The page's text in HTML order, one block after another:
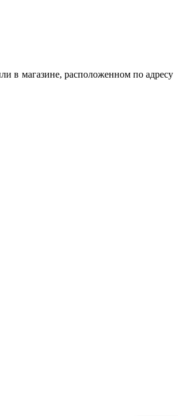
в магазине, расположенном по адресу